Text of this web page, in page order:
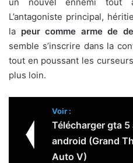
L’antagoniste principal,
la peur comme arme de
semble s’inscrire dans la
tout en poussant les
plus loin.
Voir :
Télécharger gta 5
android (Grand
Auto V)